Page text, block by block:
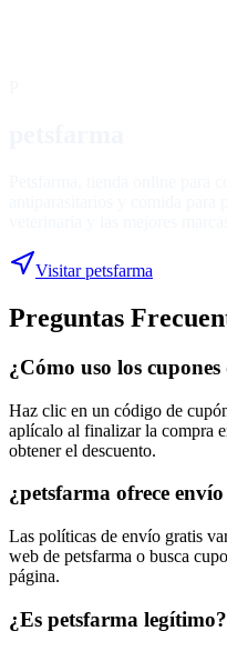
Visitar petsfarma
Preguntas
¿Cómo uso los
Haz clic en un código de
aplícalo al finalizar la compra
obtener el descuento.
¿petsfarma ofrece
Las políticas de envío gratis
web de petsfarma o busca
página.
¿Es petsfarma legítimo?